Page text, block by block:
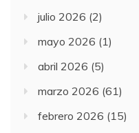
julio 2026 (2)
mayo 2026 (1)
abril 2026 (5)
marzo 2026 (61)
febrero 2026 (15)